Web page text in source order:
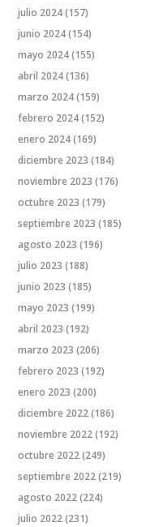
julio 2024(157)
junio 2024(154)
mayo 2024(155)
abril 2024(136)
marzo 2024(159)
febrero 2024(152)
enero 2024(169)
diciembre 2023 (184)
noviembre 2023 (176)
octubre 2023 (179)
septiembre 2023 (185)
agosto 2023 (196)
julio 2023 (188)
junio 2023 (185)
mayo 2023 (199)
abril 2023 (192)
marzo 2023 (206)
febrero 2023 (192)
enero 2023 (200)
diciembre 2022(186)
noviembre 2022(192)
octubre 2022(249)
septiembre 2022(219)
agosto 2022(224)
julio 2022(231)